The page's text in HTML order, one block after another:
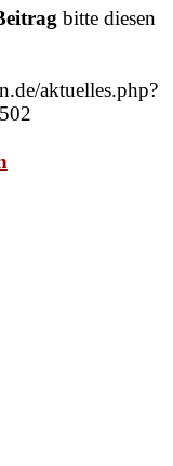
bitte diesen
aktuelles.php?